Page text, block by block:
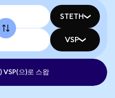
STETH
VSP
VSP(으)로 스왑